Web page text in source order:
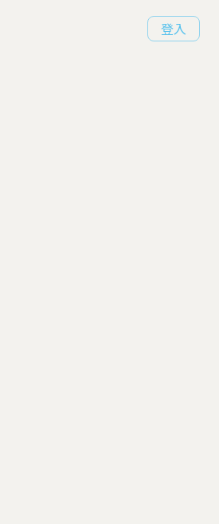
登入